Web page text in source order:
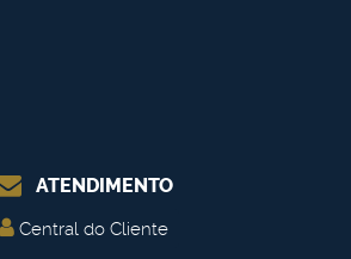
ATENDIMENTO
Central do Cliente